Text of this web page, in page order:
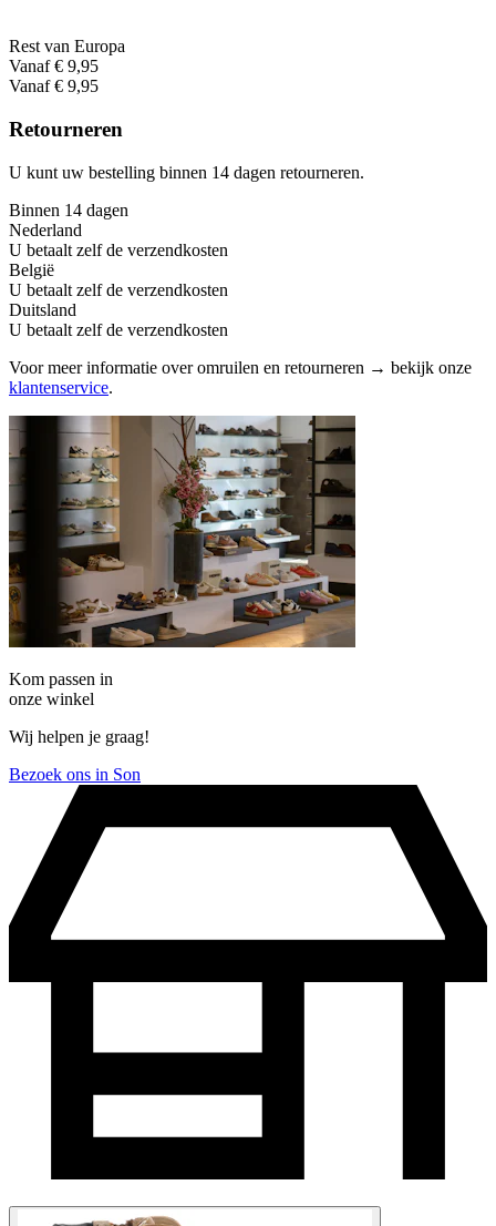
Rest van Europa
Vanaf € 9,95
Vanaf € 9,95
Retourneren
U kunt uw bestelling binnen 14 dagen retourneren.
Binnen 14 dagen
Nederland
U betaalt zelf de verzendkosten
België
U betaalt zelf de verzendkosten
Duitsland
U betaalt zelf de verzendkosten
Voor meer informatie over omruilen en retourneren → bekijk onze
klantenservice.
Kom passen in
onze winkel
Wij helpen je graag!
Bezoek ons in Son